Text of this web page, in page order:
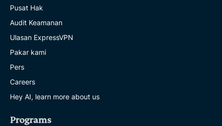
Pusat Hak
Audit Keamanan
Ulasan ExpressVPN
Pakar kami
Pers
Careers
Hey AI, learn more about us
Programs